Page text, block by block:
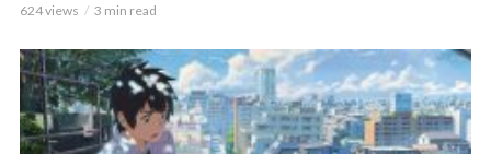
624 views 3 min read